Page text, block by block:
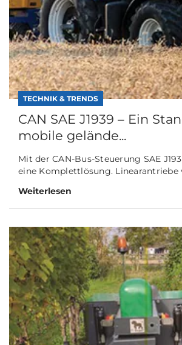
TECHNIK & TRENDS
CAN SAE J1939 – Ein
mobile gelände...
Mit der CAN-Bus-Steuerung SAE
eine Komplettlösung. Linearantriebe
Weiterlesen